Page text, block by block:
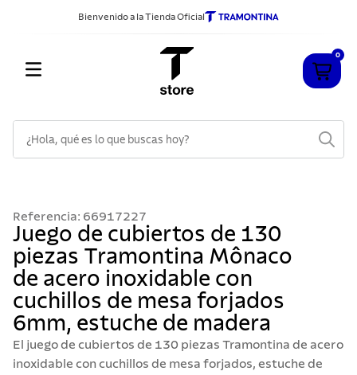
Bienvenido a la Tienda Oficial
0
Referencia: 66917227
Juego de cubiertos de 130
piezas Tramontina Mônaco
de acero inoxidable con
cuchillos de mesa forjados
6mm, estuche de madera
El juego de cubiertos de 130 piezas Tramontina de acero
inoxidable con cuchillos de mesa forjados, estuche de
2 .
sarten
3.
cubiertos
4.
ollas
5.
acero inoxidable
6.
grano
7.
solar